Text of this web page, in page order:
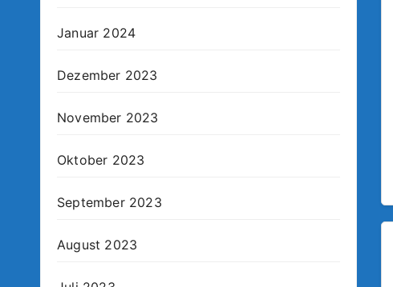
Januar 2024
Dezember 2023
November 2023
Oktober 2023
September 2023
August 2023